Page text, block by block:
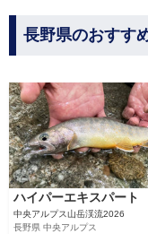
長野県のおすす
ハイパーエキスパート
中央アルプス山岳渓流2026
長野県 中央アルプス